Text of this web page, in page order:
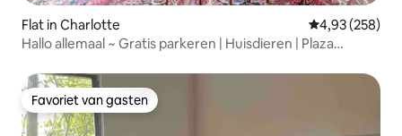
Flat in Charlotte Gemiddelde
4,93 (258)
Hallo allemaal ~ Gratis parkeren | Huisdieren | Plaza
Favoriet van gasten
Favoriet van gasten